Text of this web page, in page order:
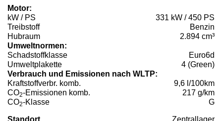
Motor:
kW / PS
331 kW / 450 PS
Treibstoff
Benzin
Hubraum
2.894 cm³
Umweltnormen:
Schadstoffklasse
Euro6d
Umweltplakette
4 (Green)
Verbrauch und Emissionen nach WLTP:
Kraftstoffverbr. komb.
9,6 l/100km
CO2-Emissionen komb.
217 g/km
CO2-Klasse G
Standort Zentrallager